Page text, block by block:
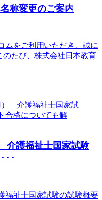
称変更のご案内
ムをご利用いただき、誠に
のたび、株式会社日本教育
介護福祉士国家試験
･･
福祉士国家試験の試験概要